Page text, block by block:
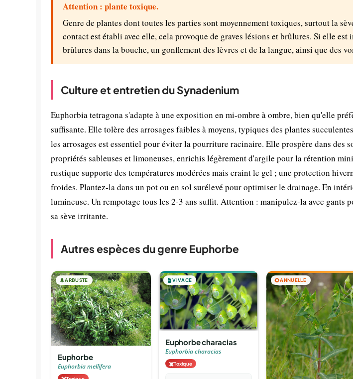
Attention : plante toxique.
Genre de plantes dont toutes les parties sont moyennement toxiques, surtout la
contact est établi avec elle, cela provoque de graves lésions et brûlures. Si elle est
brûlures dans la bouche, un gonflement des lèvres et de la langue, ainsi que des
Culture et entretien du Synadenium
Euphorbia tetragona s'adapte à une exposition en mi-ombre à ombre, bien qu'elle
suffisante. Elle tolère des arrosages faibles à moyens, typiques des plantes
les arrosages est essentiel pour éviter la pourriture racinaire. Elle prospère dans des
propriétés sableuses et limoneuses, enrichis légèrement d'argile pour la rétention
rustique supporte des températures modérées mais craint le gel ; une protection
froides. Plantez-la dans un pot ou en sol surélevé pour optimiser le drainage. En
lumineuse. Un rempotage tous les 2-3 ans suffit. Attention : manipulez-la avec gants
sa sève irritante.
Autres espèces du genre Euphorbe
🌲ARBUSTE
Euphorbe
Euphorbia mellifera
🪴VIVACE
Euphorbe characias
Euphorbia characias
☠️Toxique
🌻ANNUELLE